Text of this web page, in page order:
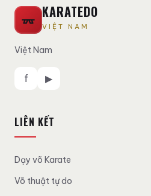
KARATEDO
VIỆT NAM
Việt Nam
f ▶
LIÊN KẾT
Dạy võ Karate
Võ thuật tự do